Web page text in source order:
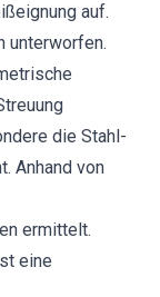
auf.
unterworfen.
die Stahl-
Anhand von
ermittelt.
eine